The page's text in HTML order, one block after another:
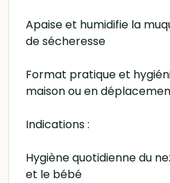
Apaise et humidifie la
de sécheresse
Format pratique et
maison ou en
Indications :
Hygiène quotidienne du
et le bébé